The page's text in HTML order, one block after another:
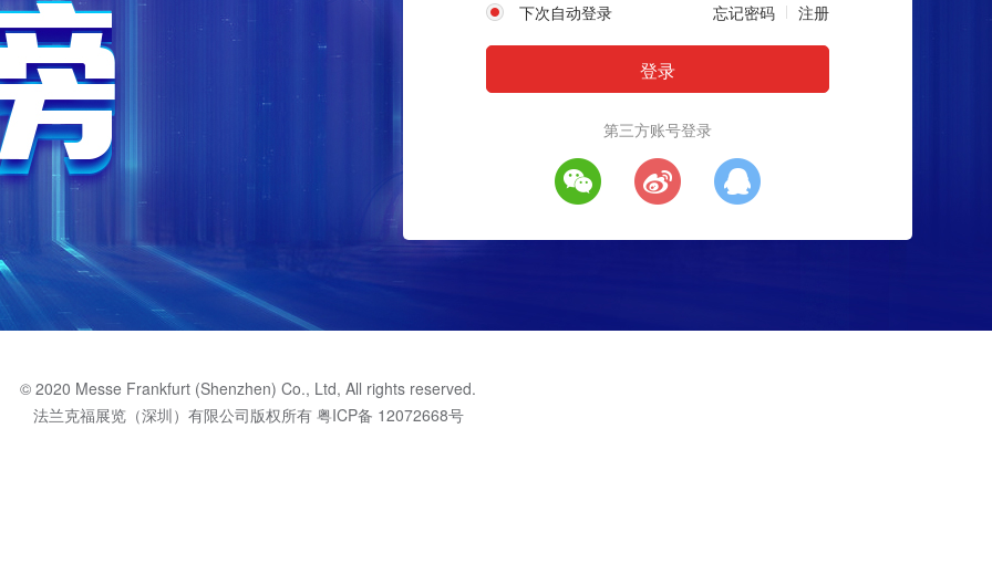
下次自动登录 忘记密码 注册
第三方账号登录
© 2020 Messe Frankfurt (Shenzhen) Co., Ltd, All rights reserved.
法兰克福展览（深圳）有限公司版权所有 粤ICP备 12072668号